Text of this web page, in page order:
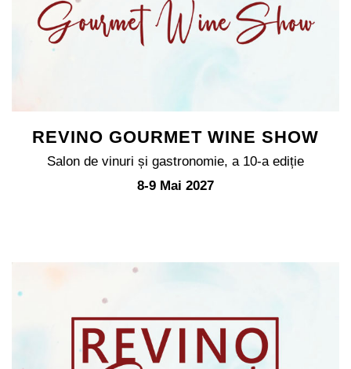
REVINO GOURMET WINE SHOW
Salon de vinuri și gastronomie, a 10-a ediție
8-9 Mai 2027